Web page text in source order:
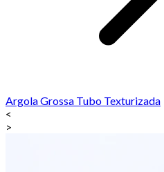
Argola Grossa Tubo Texturizada
<
>